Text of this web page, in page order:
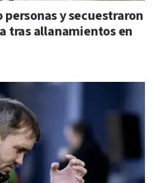
personas y secuestraron
tras allanamientos en